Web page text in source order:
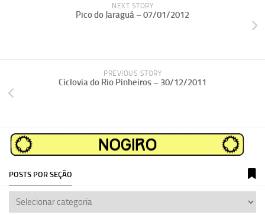
NEXT STORY
Pico do Jaraguá – 07/01/2012
PREVIOUS STORY
Ciclovia do Rio Pinheiros – 30/12/2011
POSTS POR SEÇÃO